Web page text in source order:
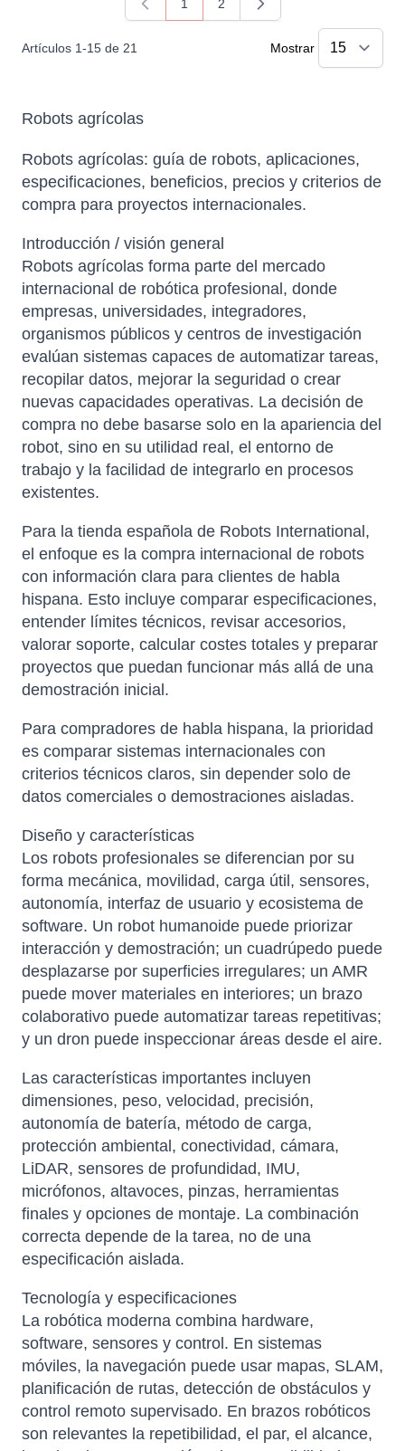
Artículos 1-15 de 21
Actualmente estás leyendo página
1
Página
2
Mostrar
Robots agrícolas
Robots agrícolas: guía de robots, aplicaciones,
especificaciones, beneficios, precios y criterios de
compra para proyectos internacionales.
Introducción / visión general
Robots agrícolas forma parte del mercado
internacional de robótica profesional, donde
empresas, universidades, integradores,
organismos públicos y centros de investigación
evalúan sistemas capaces de automatizar tareas,
recopilar datos, mejorar la seguridad o crear
nuevas capacidades operativas. La decisión de
compra no debe basarse solo en la apariencia del
robot, sino en su utilidad real, el entorno de
trabajo y la facilidad de integrarlo en procesos
existentes.
Para la tienda española de Robots International,
el enfoque es la compra internacional de robots
con información clara para clientes de habla
hispana. Esto incluye comparar especificaciones,
entender límites técnicos, revisar accesorios,
valorar soporte, calcular costes totales y preparar
proyectos que puedan funcionar más allá de una
demostración inicial.
Para compradores de habla hispana, la prioridad
es comparar sistemas internacionales con
criterios técnicos claros, sin depender solo de
datos comerciales o demostraciones aisladas.
Diseño y características
Los robots profesionales se diferencian por su
forma mecánica, movilidad, carga útil, sensores,
autonomía, interfaz de usuario y ecosistema de
software. Un robot humanoide puede priorizar
interacción y demostración; un cuadrúpedo puede
desplazarse por superficies irregulares; un AMR
puede mover materiales en interiores; un brazo
colaborativo puede automatizar tareas repetitivas;
y un dron puede inspeccionar áreas desde el aire.
Las características importantes incluyen
dimensiones, peso, velocidad, precisión,
autonomía de batería, método de carga,
protección ambiental, conectividad, cámara,
LiDAR, sensores de profundidad, IMU,
micrófonos, altavoces, pinzas, herramientas
finales y opciones de montaje. La combinación
correcta depende de la tarea, no de una
especificación aislada.
Tecnología y especificaciones
La robótica moderna combina hardware,
software, sensores y control. En sistemas
móviles, la navegación puede usar mapas, SLAM,
planificación de rutas, detección de obstáculos y
control remoto supervisado. En brazos robóticos
son relevantes la repetibilidad, el par, el alcance,